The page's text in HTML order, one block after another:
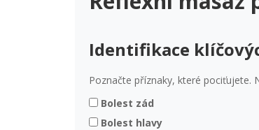
Identifikace
Poznačte příznaky, které pociťujete.
Bolest zád
Bolest hlavy